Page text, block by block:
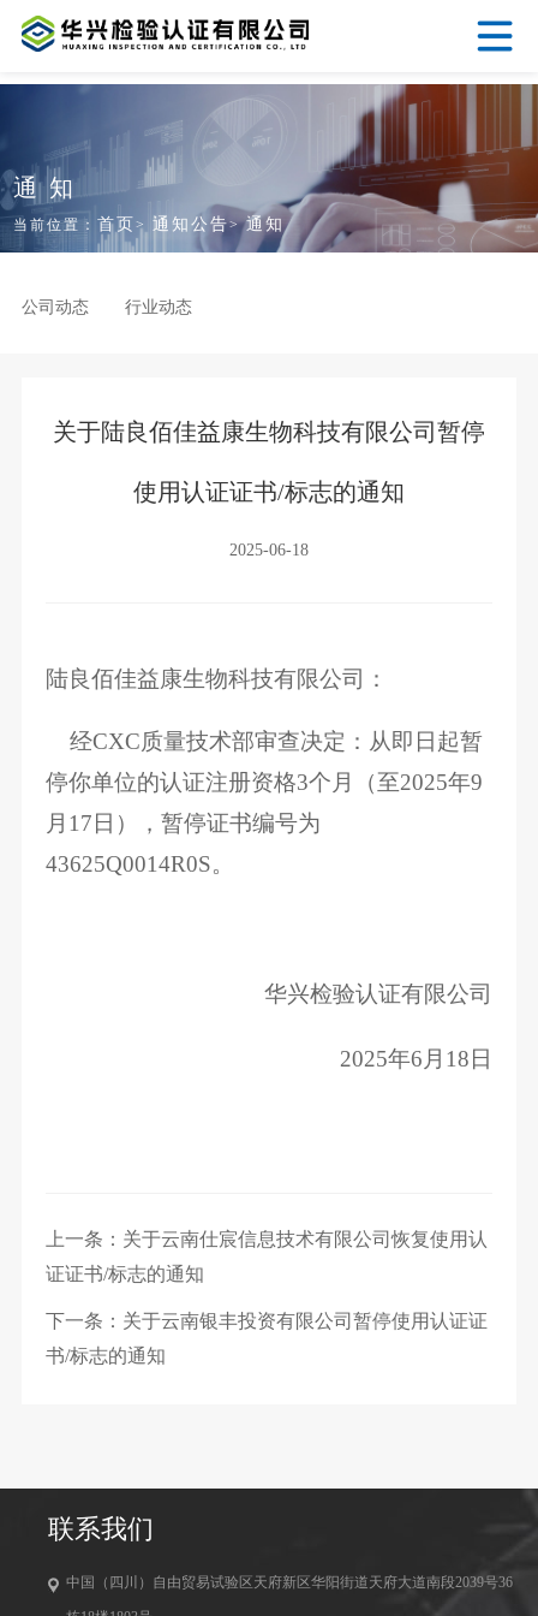
通知
当前位置：首页>通知公告>通知
公司动态 行业动态
关于陆良佰佳益康生物科技有限公司暂停
使用认证证书/标志的通知
2025-06-18
陆良佰佳益康生物科技有限公司：
经CXC质量技术部审查决定：从即日起暂
停你单位的认证注册资格3个月（至2025年9
月17日），暂停证书编号为
43625Q0014R0S。
华兴检验认证有限公司
2025年6月18日
上一条：关于云南仕宸信息技术有限公司恢复使用认
证证书/标志的通知
下一条：关于云南银丰投资有限公司暂停使用认证证
书/标志的通知
联系我们
中国（四川）自由贸易试验区天府新区华阳街道天府大道南段2039号36